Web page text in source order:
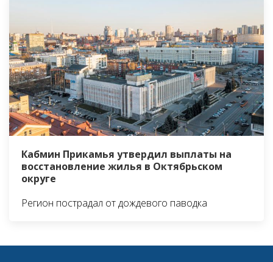
Кабмин Прикамья утвердил выплаты на
восстановление жилья в Октябрьском
округе
Регион пострадал от дождевого паводка